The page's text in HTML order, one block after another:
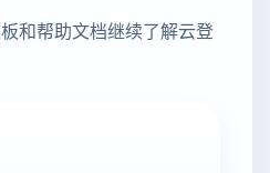
和帮助文档继续了解云登